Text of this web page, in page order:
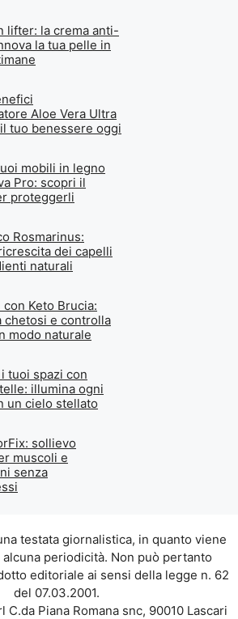
lifter: la crema anti-
la tua pelle in
Aloe Vera Ultra
tuo benessere oggi
mobili in legno
Pro: scopri il
proteggerli
Rosmarinus:
dei capelli
naturali
Keto Brucia:
chetosi e controlla
modo naturale
tuoi spazi con
illumina ogni
un cielo stellato
sollievo
muscoli e
senza
testata giornalistica, in quanto viene
periodicità. Non può pertanto
editoriale ai sensi della legge n. 62
del 07.03.2001.
Piana Romana snc, 90010 Lascari